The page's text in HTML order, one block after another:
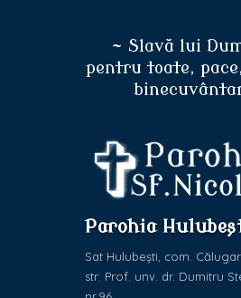
~ Slavă lui
pentru toate,
Parohia
Sat Hulubești, com.
str: Prof. unv. dr. Dumitru